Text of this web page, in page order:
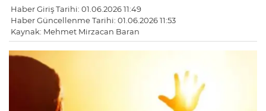
Haber Giriş Tarihi: 01.06.2026 11:49
Haber Güncellenme Tarihi: 01.06.2026 11:53
Kaynak: Mehmet Mirzacan Baran